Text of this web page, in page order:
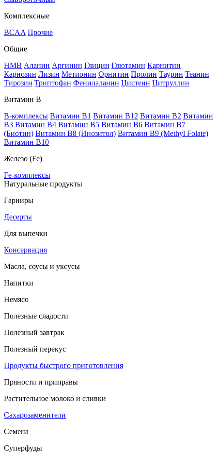
Комплексные
BCAA Прочие
Общие
HMB Аланин Аргинин Глицин Глютамин Карнитин
Карнозин Лизин Метионин Орнитин Пролин Таурин Теанин
Тирозин Триптофан Фенилаланин Цистеин Цитруллин
Витамин В
B-комплексы Витамин B1 Витамин B12 Витамин B2 Витамин
B3 Витамин B4 Витамин B5 Витамин B6 Витамин B7
(Биотин) Витамин B8 (Инозитол) Витамин B9 (Methyl Folate)
Витамин В10
Железо (Fe)
Fe-комплексы
Натуральные продукты
Гарниры
Десерты
Для выпечки
Консервация
Масла, соусы и уксусы
Напитки
Немясо
Полезные сладости
Полезный завтрак
Полезный перекус
Продукты быстрого приготовления
Пряности и приправы
Растительное молоко и сливки
Сахарозаменители
Семена
Суперфуды